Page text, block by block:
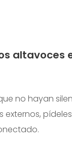
altavoces
no hayan
externos,